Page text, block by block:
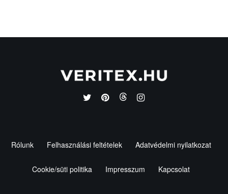
Rólunk Felhasználási feltételek Adatvédelmi nyilatkozat
Cookie/süti politika Impresszum Kapcsolat